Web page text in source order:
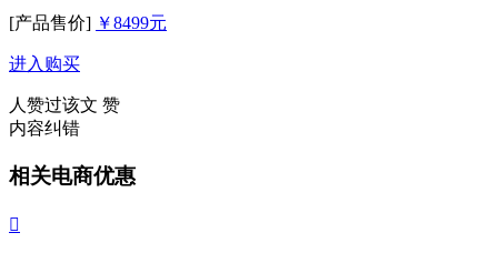
[产品售价] ￥8499元
进入购买
人赞过该文 赞
内容纠错
相关电商优惠
